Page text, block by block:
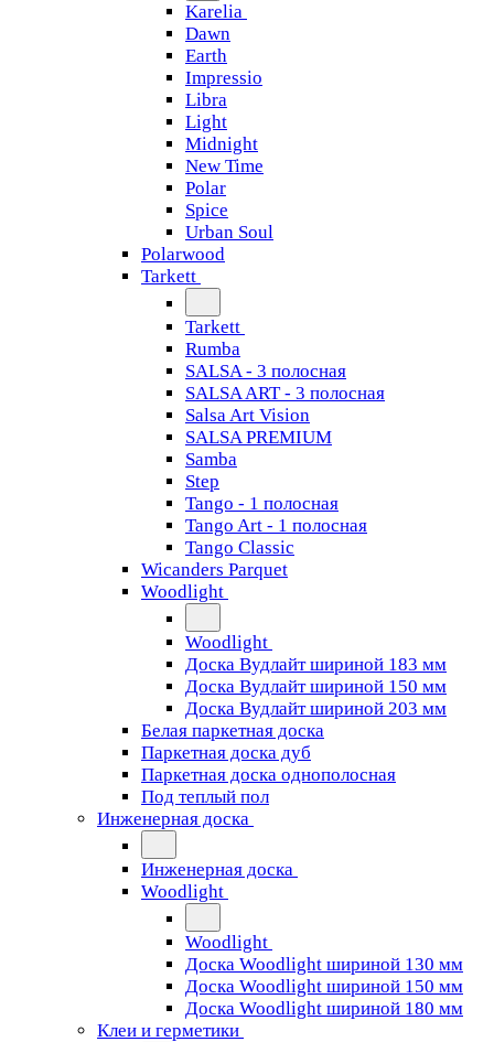
Karelia
Dawn
Earth
Impressio
Libra
Light
Midnight
New Time
Polar
Spice
Urban Soul
Polarwood
Tarkett
Tarkett
Rumba
SALSA - 3 полосная
SALSA ART - 3 полосная
Salsa Art Vision
SALSA PREMIUM
Samba
Step
Tango - 1 полосная
Tango Art - 1 полосная
Tango Classiс
Wicanders Parquet
Woodlight
Woodlight
Доска Вудлайт шириной 183 мм
Доска Вудлайт шириной 150 мм
Доска Вудлайт шириной 203 мм
Белая паркетная доска
Паркетная доска дуб
Паркетная доска однополосная
Под теплый пол
Инженерная доска
Инженерная доска
Woodlight
Woodlight
Доска Woodlight шириной 130 мм
Доска Woodlight шириной 150 мм
Доска Woodlight шириной 180 мм
Клеи и герметики